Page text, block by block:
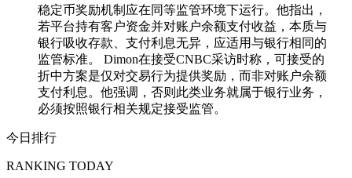
稳定币奖励机制应在同等监管环境下运行。他指出，
若平台持有客户资金并对账户余额支付收益，本质与
银行吸收存款、支付利息无异，应适用与银行相同的
监管标准。 Dimon在接受CNBC采访时称，可接受的
折中方案是仅对交易行为提供奖励，而非对账户余额
支付利息。他强调，否则此类业务就属于银行业务，
必须按照银行相关规定接受监管。
今日排行
RANKING TODAY